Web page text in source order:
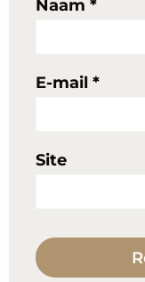
Naam *
E-mail *
Site